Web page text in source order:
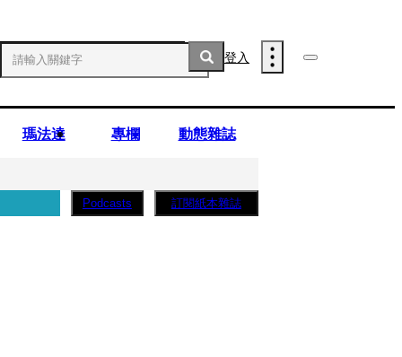
登入
瑪法達 專欄 動態雜誌
Podcasts 訂閱紙本雜誌